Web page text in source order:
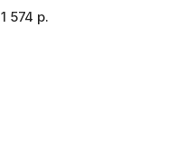
1 574 р.